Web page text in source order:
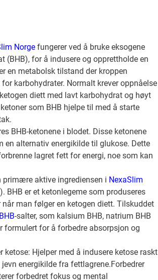
Norge fungerer ved å bruke eksogene
(BHB), for å indusere og opprettholde en
en metabolsk tilstand der kroppen
karbohydrater. Normalt krever oppnåelse
diett med lavt karbohydrat og høyt
som BHB hjelpe til med å starte
BHB-ketonene i blodet. Disse ketonene
en alternativ energikilde til glukose. Dette
lagret fett for energi, noe som kan
primære aktive ingrediensen i NexaSlim
BHB er et ketonlegeme som produseres
man følger en ketogen diett. Tilskuddet
BHB-salter, som kalsium BHB, natrium BHB
formulert for å forbedre absorpsjon og
ketose: Hjelper med å indusere ketose raskt
energikilde fra fettlagrene.Forbedrer
forbedret fokus og mental